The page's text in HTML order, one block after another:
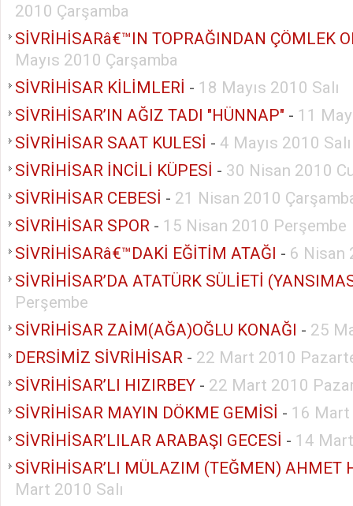
2010 Çarşamba
SİVRİHİSARâ€™IN TOPRAĞINDAN ÇÖMLEK
Mayıs 2010 Çarşamba
SİVRİHİSAR KİLİMLERİ - 18 Mayıs 2010 Salı
SİVRİHİSAR’IN AĞIZ TADI "HÜNNAP" - 11
SİVRİHİSAR SAAT KULESİ - 4 Mayıs 2010 Salı
SİVRİHİSAR İNCİLİ KÜPESİ - 30 Nisan 2010
SİVRİHİSAR CEBESİ - 21 Nisan 2010
SİVRİHİSAR SPOR - 15 Nisan 2010 Perşembe
SİVRİHİSARâ€™DAKİ EĞİTİM ATAĞI - 6 Nisan
Perşembe
SİVRİHİSAR ZAİM(AĞA)OĞLU KONAĞI - 25
DERSİMİZ SİVRİHİSAR - 22 Mart 2010
SİVRİHİSAR’LI HIZIRBEY - 22 Mart 2010
SİVRİHİSAR MAYIN DÖKME GEMİSİ - 16 Mart
SİVRİHİSAR’LILAR ARABAŞI GECESİ - 14
SİVRİHİSAR’LI MÜLAZIM (TEĞMEN) AHMET
Mart 2010 Salı